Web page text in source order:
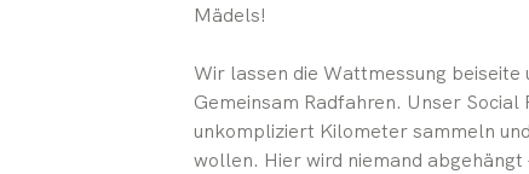
Mädels!
Wir lassen die Wattmessung
Gemeinsam Radfahren. Unser
unkompliziert Kilometer sammeln
wollen. Hier wird niemand